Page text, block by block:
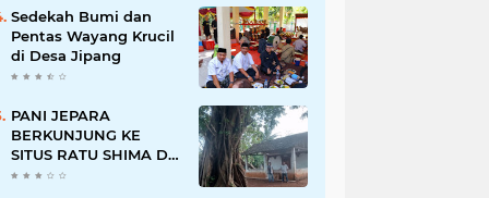
LINGKUNGAN DARI
GUBERNUR
Sedekah Bumi dan
Pentas Wayang Krucil
di Desa Jipang
PANI JEPARA
BERKUNJUNG KE
SITUS RATU SHIMA DI
DESA KECAPI